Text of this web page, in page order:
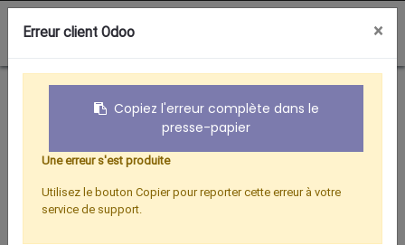
0
Boutique
Hertzien
RACCORD MALE/FEM. D.9/9,52 MM
Erreur client Odoo ×
Copiez l'erreur complète dans le
presse-papier
Une erreur s'est produite
Utilisez le bouton Copier pour reporter cette erreur à votre
service de support.